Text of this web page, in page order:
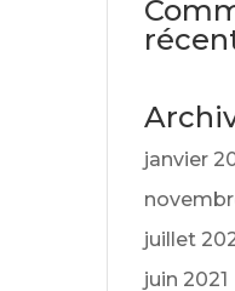
janvier
juillet
juin 2021